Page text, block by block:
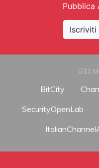
Pubblica
Iscriviti
G11
BitCity
SecurityOpenLab